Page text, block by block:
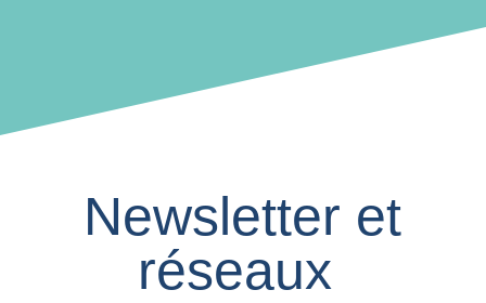
Newsletter et
réseaux